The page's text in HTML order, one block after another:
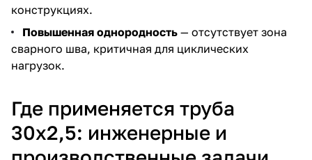
конструкциях.
Повышенная однородность — отсутствует зона
сварного шва, критичная для циклических
нагрузок.
Где применяется труба
30х2,5: инженерные и